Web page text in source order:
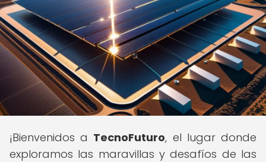
¡Bienvenidos a TecnoFuturo, el lugar donde
exploramos las maravillas y desafíos de las